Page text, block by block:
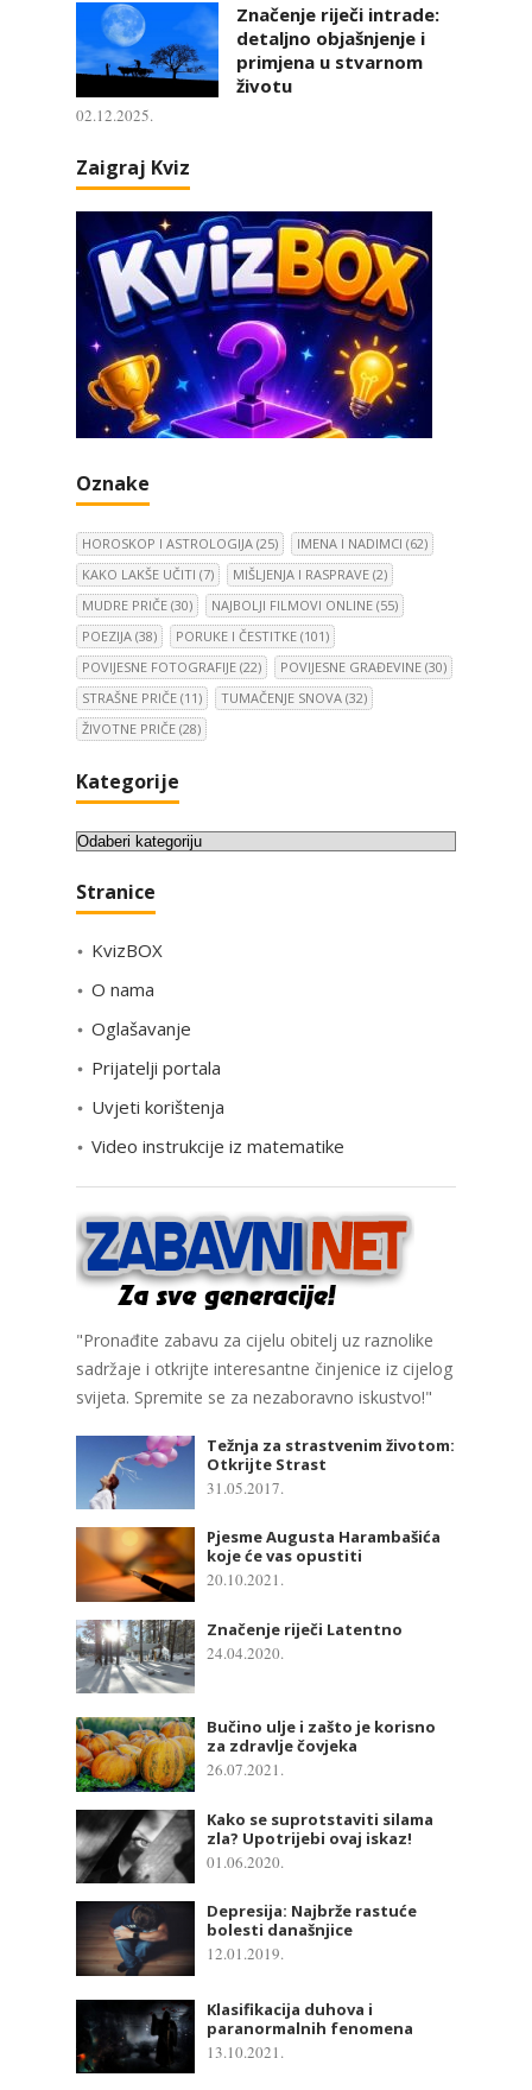
Značenje riječi intrade:
detaljno objašnjenje i
primjena u stvarnom
životu
02.12.2025.
Zaigraj Kviz
Oznake
HOROSKOP I ASTROLOGIJA (25) IMENA I NADIMCI (62)
KAKO LAKŠE UČITI (7) MIŠLJENJA I RASPRAVE (2)
MUDRE PRIČE (30) NAJBOLJI FILMOVI ONLINE (55)
POEZIJA (38) PORUKE I ČESTITKE (101)
POVIJESNE FOTOGRAFIJE (22) POVIJESNE GRAĐEVINE (30)
STRAŠNE PRIČE (11) TUMAČENJE SNOVA (32)
ŽIVOTNE PRIČE (28)
Kategorije
K
t
g
i
j
Stranice
KvizBOX
O nama
Oglašavanje
Prijatelji portala
Uvjeti korištenja
Video instrukcije iz matematike
"Pronađite zabavu za cijelu obitelj uz raznolike
sadržaje i otkrijte interesantne činjenice iz cijelog
svijeta. Spremite se za nezaboravno iskustvo!"
Težnja za strastvenim životom:
Otkrijte Strast
31.05.2017.
Pjesme Augusta Harambašića
koje će vas opustiti
20.10.2021.
Značenje riječi Latentno
24.04.2020.
Bučino ulje i zašto je korisno
za zdravlje čovjeka
26.07.2021.
Kako se suprotstaviti silama
zla? Upotrijebi ovaj iskaz!
01.06.2020.
Depresija: Najbrže rastuće
bolesti današnjice
12.01.2019.
Klasifikacija duhova i
paranormalnih fenomena
13.10.2021.